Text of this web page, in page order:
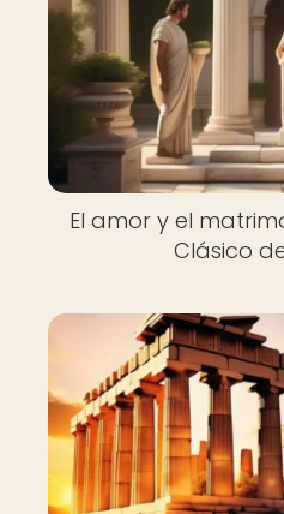
El amor y el
Clásico